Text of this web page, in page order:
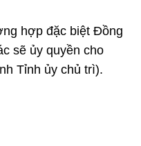
hợp đặc biệt Đồng
sẽ ủy quyền cho
Tỉnh ủy chủ trì).